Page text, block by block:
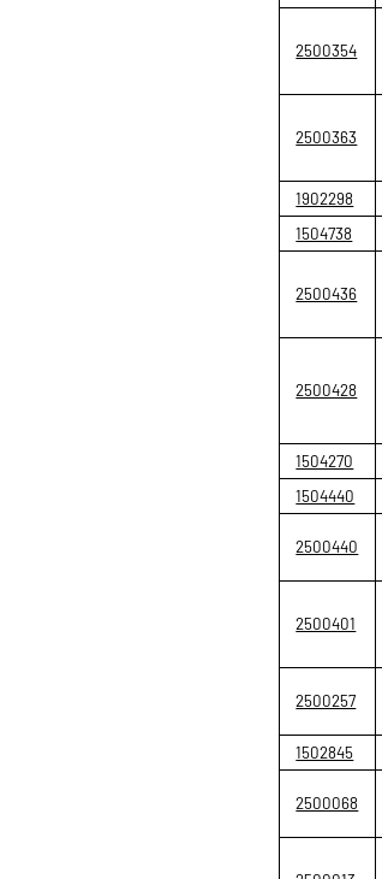
2500354
2500363
1902298
1504738
2500436
2500428
1504270
1504440
2500440
2500401
2500257
1502845
2500068